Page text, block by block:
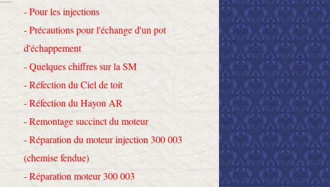
- Pour les injections
- Précautions pour l'échange d'un pot
d'échappement
- Quelques chiffres sur la SM
- Réfection du Ciel de toit
- Réfection du Hayon AR
- Remontage succinct du moteur
- Réparation du moteur injection 300 003
(chemise fendue)
- Réparation moteur 300 003